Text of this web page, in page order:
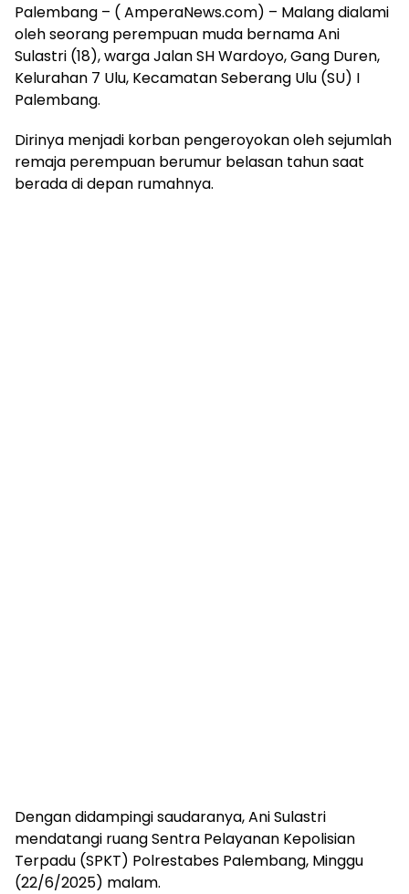
dan
media
siber
lebih
eksklusif,
trendi,
mengandung
unsur
edukasi,
Palembang – ( AmperaNews.com) – Malang dialami
oleh seorang perempuan muda bernama Ani
Sulastri (18), warga Jalan SH Wardoyo, Gang Duren,
Kelurahan 7 Ulu, Kecamatan Seberang Ulu (SU) I
Palembang.
Dirinya menjadi korban pengeroyokan oleh sejumlah
remaja perempuan berumur belasan tahun saat
berada di depan rumahnya.
Dengan didampingi saudaranya, Ani Sulastri
mendatangi ruang Sentra Pelayanan Kepolisian
Terpadu (SPKT) Polrestabes Palembang, Minggu
(22/6/2025) malam.